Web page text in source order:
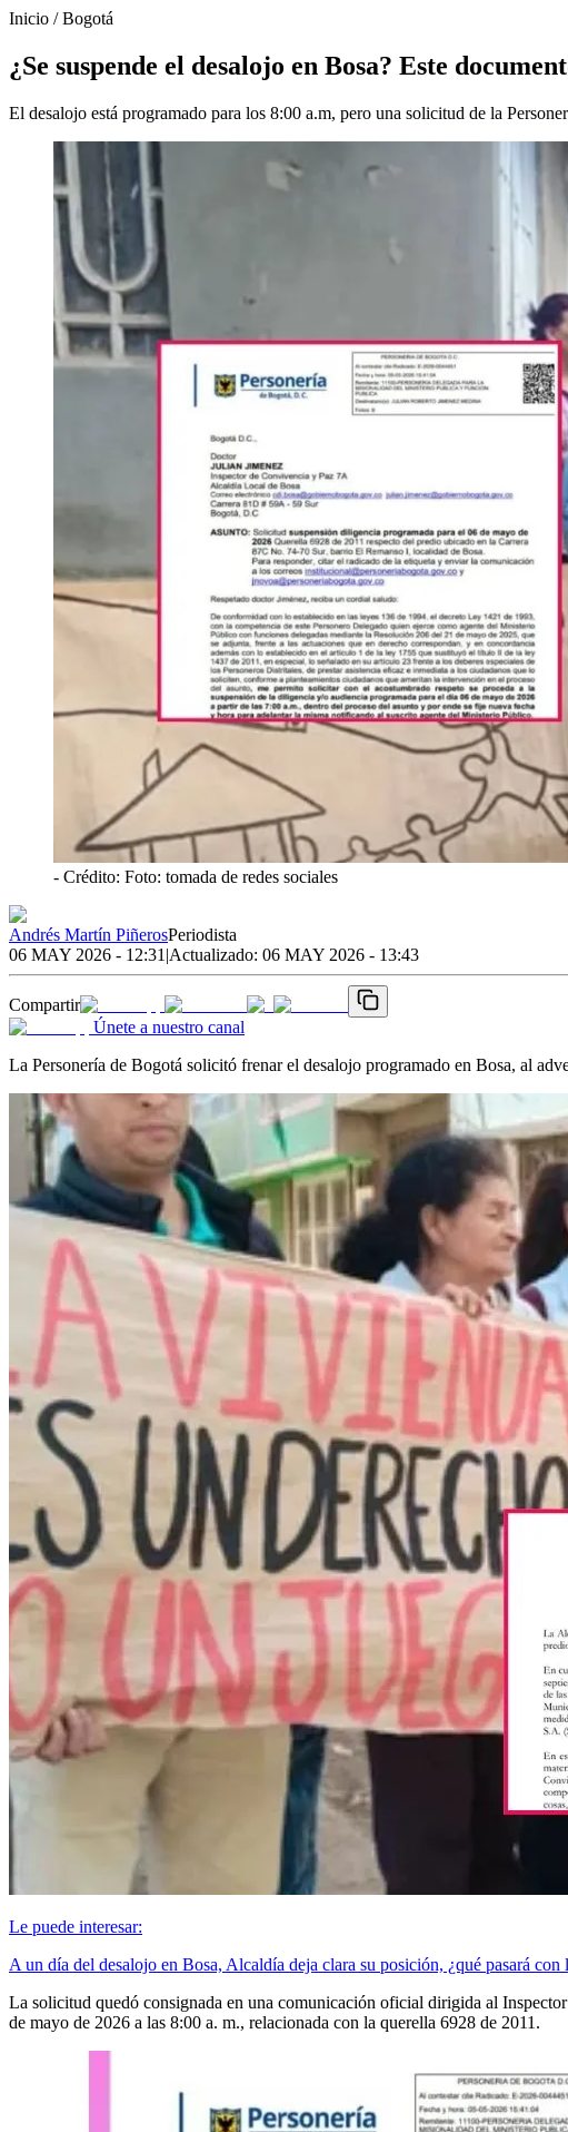
Inicio /Bogotá
¿Se suspende el desalojo en Bosa? Este
El desalojo está programado para los 8:00 a.m, pero una solicitud de la
- Crédito: Foto: tomada de redes sociales
Andrés Martín PiñerosPeriodista
06 MAY 2026 - 12:31 |Actualizado: 06 MAY 2026 - 13:43
Compartir
Únete a nuestro canal
La Personería de Bogotá solicitó frenar el desalojo programado en Bosa, al
Le puede interesar:
A un día del desalojo en Bosa, Alcaldía deja clara su posición, ¿qué pasará con
La solicitud quedó consignada en una comunicación oficial dirigida al
de mayo de 2026 a las 8:00 a. m., relacionada con la querella 6928 de 2011.